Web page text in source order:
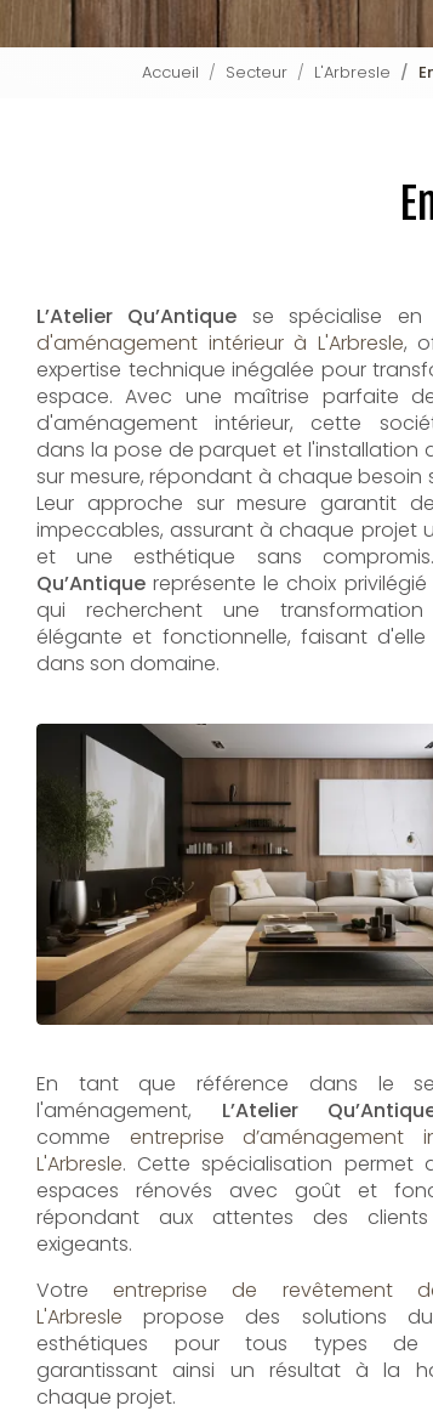
Accueil Secteur L'Arbresle
L’Atelier Qu’Antique se spécialise en
d'aménagement intérieur à L'Arbresle,
expertise technique inégalée pour
espace. Avec une maîtrise parfaite
d'aménagement intérieur, cette
dans la pose de parquet et l'installation
sur mesure, répondant à chaque besoin
Leur approche sur mesure garantit
impeccables, assurant à chaque projet
et une esthétique sans
Qu’Antique représente le choix
qui recherchent une transformation
élégante et fonctionnelle, faisant
dans son domaine.
En tant que référence dans le
l'aménagement, L’Atelier
comme entreprise d’aménagement
L'Arbresle. Cette spécialisation permet
espaces rénovés avec goût et
répondant aux attentes des
exigeants.
Votreentreprise de revêtement
L'Arbresle propose des solutions
esthétiques pour tous types de
garantissant ainsi un résultat à la
chaque projet.